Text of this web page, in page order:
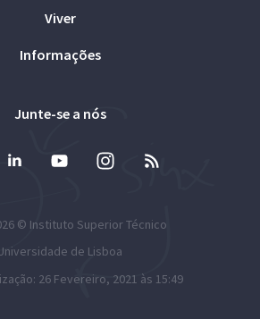
Viver
Informações
Junte-se a nós
© Instituto Superior Técnico
de Lisboa
26 Fevereiro, 2021 às 15:49